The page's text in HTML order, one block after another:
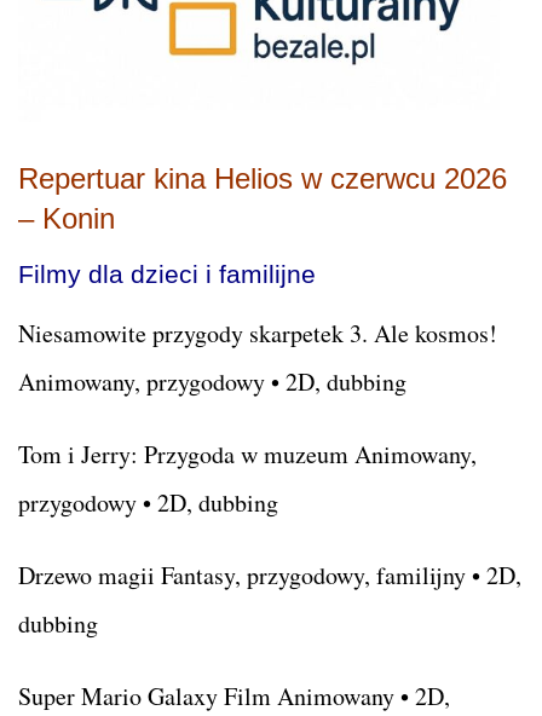
Repertuar kina Helios w czerwcu 2026
– Konin
Filmy dla dzieci i familijne
Niesamowite przygody skarpetek 3. Ale kosmos!
Animowany, przygodowy • 2D, dubbing
Tom i Jerry: Przygoda w muzeum Animowany,
przygodowy • 2D, dubbing
Drzewo magii Fantasy, przygodowy, familijny • 2D,
dubbing
Super Mario Galaxy Film Animowany • 2D,